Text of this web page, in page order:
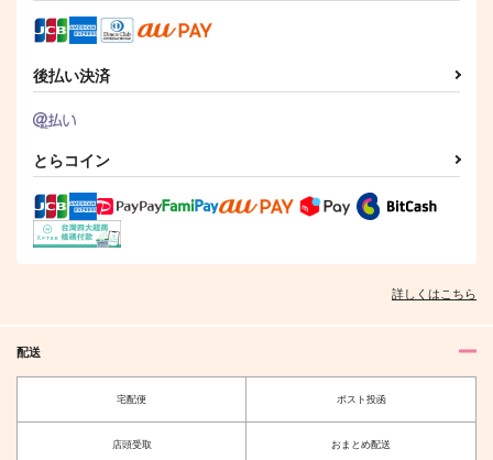
なつはなび
SM・NH
315
サンプル
身近な物擬人化
サンプル
ふたりで
787円（税込）
杉元佐一×尾形百之助
サンプル
後払い決済
とらコイン
詳しくはこちら
配送
宅配便 ポスト投函
店頭受取 おまとめ配送